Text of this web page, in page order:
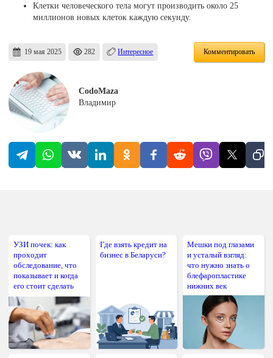
Клетки человеческого тела могут производить около 25
миллионов новых клеток каждую секунду.
19 мая 2025 282 Интересное Комментировать
CodoMaza
Владимир
УЗИ почек: как
проходит
обследование, что
показывает и когда
его стоит сделать
Где взять кредит на
бизнес в Беларуси?
Мешки под глазами
и усталый взгляд:
что нужно знать о
блефаропластике
нижних век